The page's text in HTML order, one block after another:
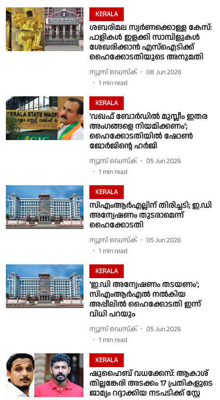
KERALA
ശബരിമല സ്വർണക്കൊള്ള കേസ്:
പാളികൾ ഇളക്കി സാമ്പിളുകൾ
ശേഖരിക്കാൻ എസ്ഐടിക്ക്
ഹൈക്കോടതിയുടെ അനുമതി
ന്യൂസ് ഡെസ്ക്
08 Jun 2026
1 min read
KERALA
'വഖഫ് ബോർഡിൽ മുസ്ലീം ഇതര
അംഗങ്ങളെ നിയമിക്കണം';
ഹൈക്കോടതിയിൽ ഷോൺ
ജോർജിൻ്റെ ഹർജി
ന്യൂസ് ഡെസ്ക്
05 Jun 2026
1 min read
KERALA
സിഎംആര്‍എല്ലിന് തിരിച്ചടി; ഇ.ഡി
അന്വേഷണം തുടരാമെന്ന്
ഹൈക്കോടതി
ന്യൂസ് ഡെസ്ക്
05 Jun 2026
1 min read
KERALA
'ഇ.ഡി അന്വേഷണം തടയണം';
സിഎംആര്‍എല്‍ നല്‍കിയ
അപ്പീലിൽ ഹൈക്കോടതി ഇന്ന്
വിധി പറയും
ന്യൂസ് ഡെസ്ക്
05 Jun 2026
1 min read
KERALA
ഷുഹൈബ് വധക്കേസ്: ആകാശ്
തില്ലങ്കേരി അടക്കം 17 പ്രതികളുടെ
ജാമ്യം റദ്ദാക്കിയ നടപടിക്ക് സ്റ്റേ